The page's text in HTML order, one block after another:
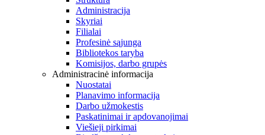
Administracija
Skyriai
Filialai
Profesinė sąjunga
Bibliotekos taryba
Komisijos, darbo grupės
Administracinė informacija
Nuostatai
Planavimo informacija
Darbo užmokestis
Paskatinimai ir apdovanojimai
Viešieji pirkimai